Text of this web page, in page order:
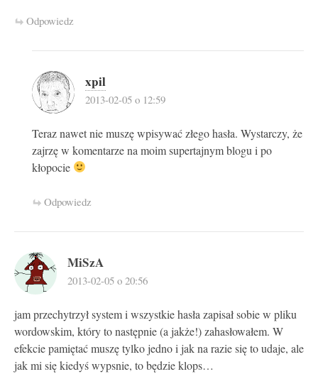
Odpowiedz
xpil
2013-02-05 o 12:59
Teraz nawet nie muszę wpisywać złego hasła. Wystarczy, że
zajrzę w komentarze na moim supertajnym blogu i po
kłopocie
Odpowiedz
MiSzA
2013-02-05 o 20:56
jam przechytrzył system i wszystkie hasła zapisał sobie w pliku
wordowskim, który to następnie (a jakże!) zahasłowałem. W
efekcie pamiętać muszę tylko jedno i jak na razie się to udaje, ale
jak mi się kiedyś wypsnie, to będzie klops…